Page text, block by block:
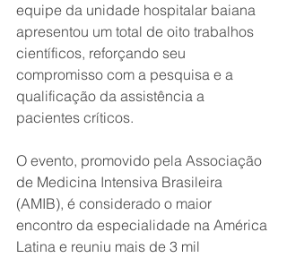
equipe da unidade hospitalar baiana
apresentou um total de oito trabalhos
científicos, reforçando seu
compromisso com a pesquisa e a
qualificação da assistência a
pacientes críticos.
O evento, promovido pela Associação
de Medicina Intensiva Brasileira
(AMIB), é considerado o maior
encontro da especialidade na América
Latina e reuniu mais de 3 mil